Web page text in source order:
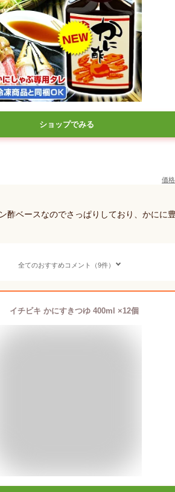
ショップでみる
価
酢ベースなのでさっぱりしており、かにに
全てのおすすめコメント（9件）
イチビキ かにすきつゆ 400ml ×12個